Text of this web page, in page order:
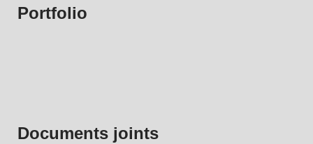
Portfolio
Documents joints